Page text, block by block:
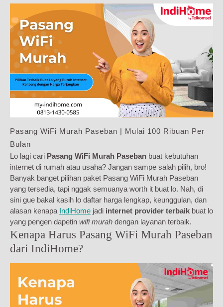
Pasang WiFi Murah Paseban | Mulai 100 Ribuan Per
Bulan
Lo lagi cari Pasang WiFi Murah Paseban buat kebutuhan
internet di rumah atau usaha? Jangan sampe salah pilih, bro!
Banyak banget pilihan paket Pasang WiFi Murah Paseban
yang tersedia, tapi nggak semuanya worth it buat lo. Nah, di
sini gue bakal kasih lo daftar harga lengkap, keunggulan, dan
alasan kenapa IndiHome jadi internet provider terbaik buat lo
yang pengen dapetin wifi murah dengan layanan terbaik.
Kenapa Harus Pasang WiFi Murah Paseban
dari IndiHome?